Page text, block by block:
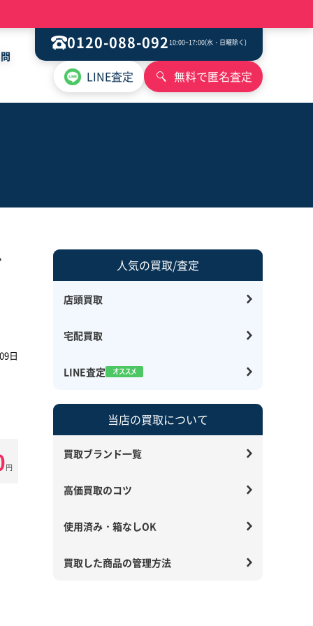
0120-088-09210:00~17:00(水・日曜除く)
LINE査定 無料で匿名査定
日
円
人気の買取/査定
店頭買取
宅配買取
LINE査定
当店の買取について
買取ブランド一覧
高価買取のコツ
使用済み・箱なしOK
買取した商品の管理方法